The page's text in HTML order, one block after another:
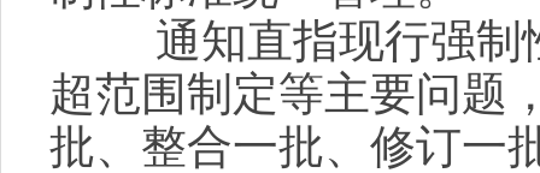
通知直指现行强制
超范围制定等主要问题
批、整合一批、修订一